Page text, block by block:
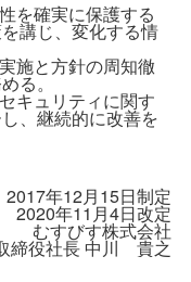
を確実に保護する
講じ、変化する情
施と方針の周知徹
る。
キュリティに関す
、継続的に改善を
2017年12月15日制定
2020年11月4日改定
むすびす株式会社
締役社長 中川 貴之